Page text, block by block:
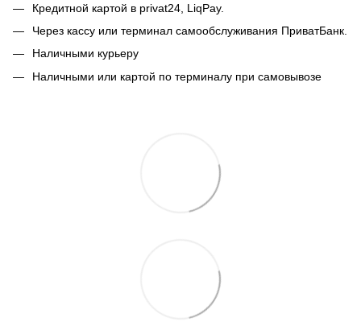
Кредитной картой в privat24, LiqPay.
Через кассу или терминал самообслуживания ПриватБанк.
Наличными курьеру
Наличными или картой по терминалу при самовывозе